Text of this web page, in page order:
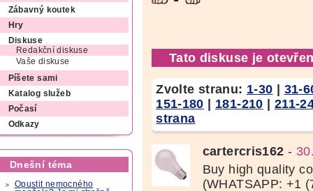
Zábavný koutek
Hry
Diskuse
Redakční diskuse
Vaše diskuse
Píšete sami
Katalog služeb
Počasí
Odkazy
Dnešní téma
Opustit nemocného
Tato diskuse je
Zvolte stranu: 1-30
31-
151-180
181-210
211-
strana
cartercris162 -
Buy high quality
(WHATSAPP: +1